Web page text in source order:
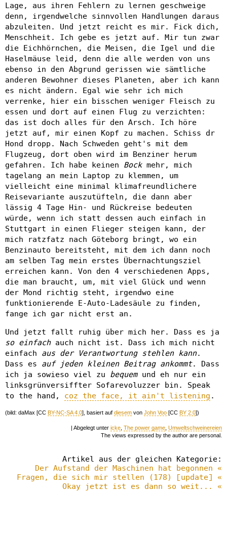
Lage, aus ihren Fehlern zu lernen geschweige
denn, irgendwelche sinnvollen Handlungen daraus
abzuleiten. Und jetzt reicht es mir. Fick dich,
Menschheit. Ich gebe es jetzt auf. Mir tun zwar
die Eichhörnchen, die Meisen, die Igel und die
Haselmäuse leid, denn die alle werden von uns
ebenso in den Abgrund gerissen wie sämtliche
anderen Bewohner dieses Planeten, aber ich kann
es nicht ändern. Egal wie sehr ich mich
verrenke, hier ein bisschen weniger Fleisch zu
essen und dort auf einen Flug zu verzichten:
das ist doch alles für den Arsch. Ich höre
jetzt auf, mir einen Kopf zu machen. Schiss dr
Hond dropp. Nach Schweden geht's mit dem
Flugzeug, dort oben wird im Benziner herum
gefahren. Ich habe keinen Bockmehr, mich
tagelang an mein Laptop zu klemmen, um
vielleicht eine minimal klimafreundlichere
Reisevariante auszutüfteln, die dann aber
lässig 4 Tage Hin- und Rückreise bedeuten
würde, wenn ich statt dessen auch einfach in
Stuttgart in einen Flieger steigen kann, der
mich ratzfatz nach Göteborg bringt, wo ein
Benzinauto bereitsteht, mit dem ich dann noch
am selben Tag mein erstes Übernachtungsziel
erreichen kann. Von den 4 verschiedenen Apps,
die man braucht, um, mit viel Glück und wenn
der Mond richtig steht, irgendwo eine
funktionierende E-Auto-Ladesäule zu finden,
fange ich gar nicht erst an.
Und jetzt fallt ruhig über mich her. Dass es ja
so einfachauch nicht ist. Dass ich mich nicht
einfach aus der Verantwortung stehlen kann.
Dass es auf jeden kleinen Beitrag ankommt. Dass
ich ja sowieso viel zu bequemund eh nur ein
linksgrünversiffter Sofarevoluzzer bin. Speak
to the hand, coz the face, it ain't listening .
(bild: daMax [CC BY-NC-SA 4.0], basiert auf diesem von John Voo [CC BY 2.0])
| Abgelegt unter icke The power game Umweltschweinereien
The views expressed by the author are personal.
Artikel aus der gleichen Kategorie:
Der Aufstand der Maschinen hat begonnen «
Fragen, die sich mir stellen (178) [update] «
Okay jetzt ist es dann so weit... «